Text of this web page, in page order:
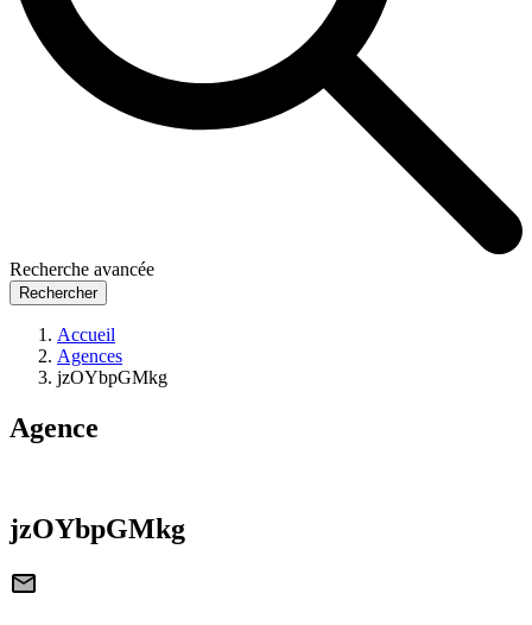
Recherche avancée
Rechercher
Accueil
Agences
jzOYbpGMkg
Agence
jzOYbpGMkg